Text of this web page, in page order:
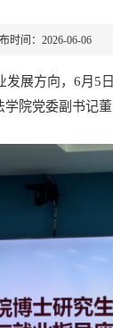
间：2026-06-06
展方向，6月5
院党委副书记